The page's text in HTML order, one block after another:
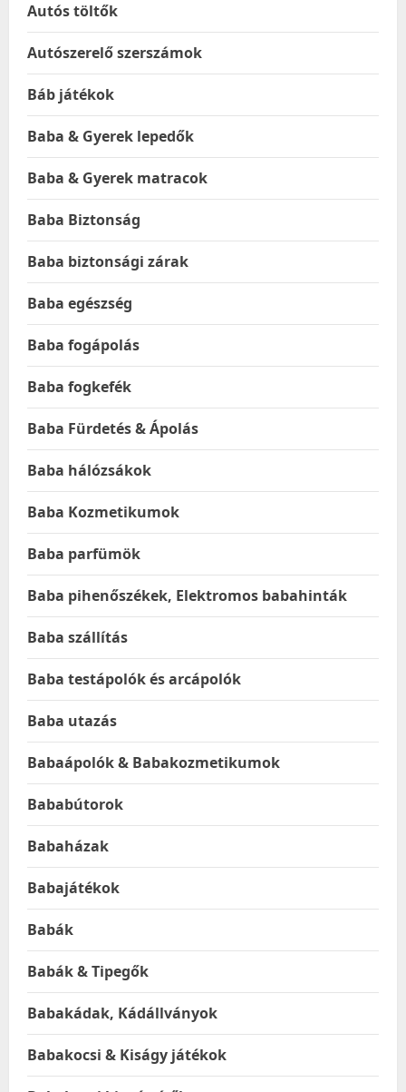
Autós töltők
Autószerelő szerszámok
Báb játékok
Baba & Gyerek lepedők
Baba & Gyerek matracok
Baba Biztonság
Baba biztonsági zárak
Baba egészség
Baba fogápolás
Baba fogkefék
Baba Fürdetés & Ápolás
Baba hálózsákok
Baba Kozmetikumok
Baba parfümök
Baba pihenőszékek, Elektromos babahinták
Baba szállítás
Baba testápolók és arcápolók
Baba utazás
Babaápolók & Babakozmetikumok
Bababútorok
Babaházak
Babajátékok
Babák
Babák & Tipegők
Babakádak, Kádállványok
Babakocsi & Kiságy játékok